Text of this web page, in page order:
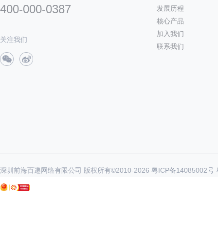
400-000-0387
关注我们
发展历程
核心产品
加入我们
联系我们
深圳前海百递网络有限公司 版权所有©2010-2026 粤ICP备14085002号